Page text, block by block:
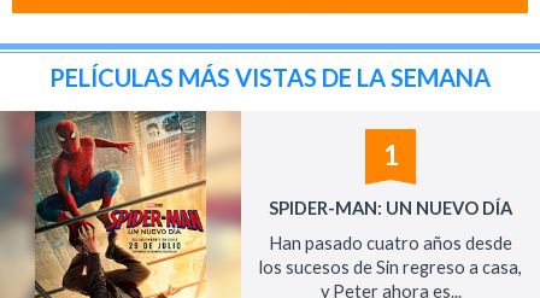
PELÍCULAS MÁS VISTAS DE LA SEMANA
1
SPIDER-MAN: UN NUEVO DÍA
Han pasado cuatro años desde
los sucesos de Sin regreso a casa,
y Peter ahora es...